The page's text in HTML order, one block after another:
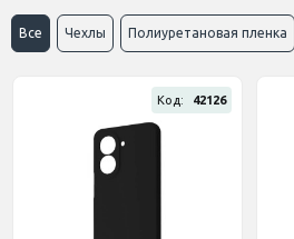
Все Чехлы Полиуретановая пленка
Код: 42126